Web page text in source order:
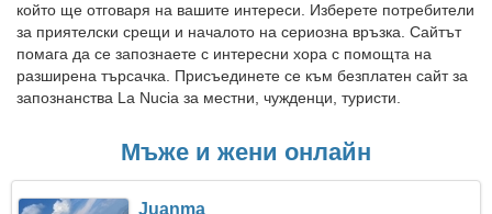
който ще отговаря на вашите интереси. Изберете потребители
за приятелски срещи и началото на сериозна връзка. Сайтът
помага да се запознаете с интересни хора с помощта на
разширена търсачка. Присъединете се към безплатен сайт за
запознанства La Nucia за местни, чужденци, туристи.
Мъже и жени онлайн
Juanma